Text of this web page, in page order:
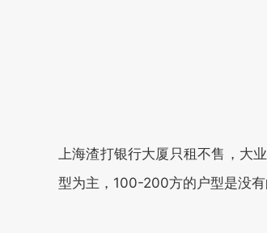
上海渣打银行大厦只租不售，大业
型为主，100-200方的户型是没有